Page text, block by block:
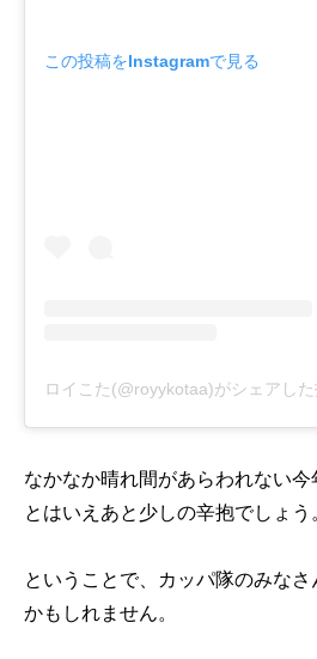
この投稿をInstagramで見る
ロイこた(@royykotaa)がシェアし
なかなか晴れ間があらわれない今
とはいえあと少しの辛抱でしょう。
ということで、カッパ隊のみな
かもしれません。